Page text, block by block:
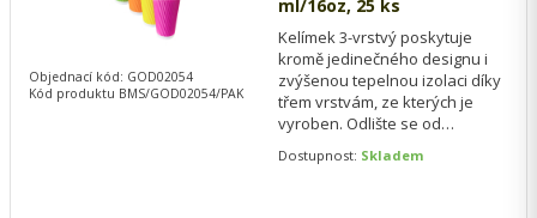
ml/16oz, 25 ks
Kelímek 3-vrstvý poskytuje
kromě jedinečného designu i
zvýšenou tepelnou izolaci díky
třem vrstvám, ze kterých je
vyroben. Odlište se od
klientovi kvalitu,…
Dostupnost: Skladem
Objednací kód: GOD02054
Kód produktu BMS/GOD02054/PAK